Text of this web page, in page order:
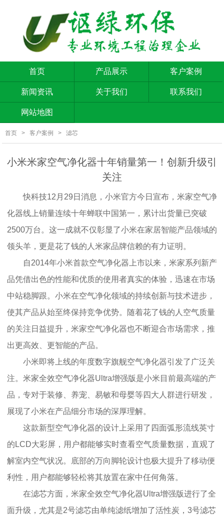
首页 产品展示 客户案例
新闻资讯 关于我们 联系我们
网站地图
首页 > 客户案例 > 滤芯
小米米家空气净化器十年销量第一！创新升级引
关注
快科技12月29日消息，小米官方今日宣布，米家空气净
化器线上销量连续十年蝉联中国第一，累计出货量已突破
2500万台。这一成就不仅彰显了小米在家居智能产品领域的
领头羊，更是花了钱的人米家品牌信赖的有力证明。
自2014年小米首款空气净化器上市以来，米家系列新产
品凭借出色的性能和优质的使用者真实的体验，迅速在市场
中站稳脚跟。小米在空气净化领域的持续创新与技术进步，
使其产品从始至终保持竞争优势。随着花了钱的人空气质量
的关注日益提升，米家空气净化器也不断迎合市场需求，推
出更高效、更智能的产品。
小米即将上线的年度数字旗舰空气净化器引发了广泛关
注。米家全效空气净化器Ultra增强版是小米目前最高端的产
品，专对于装修、养宠、易敏和母婴等四大人群进行研发，
展现了小米在产品细分市场的深厚理解。
这款新型空气净化器的设计上采用了四面弧形流线英寸
的LCD大彩屏，用户都能够实时查看空气质量数据，直观了
解室内空气状况。底部的万向脚轮设计也极大提升了移动便
利性，用户都能够轻松将其放置在家中任何角落。
在滤芯方面，米家全效空气净化器Ultra增强版进行了全
面升级，尤其是2号滤芯由单纯滤纸增加了活性炭，3号滤芯